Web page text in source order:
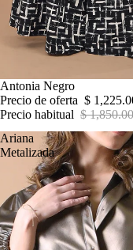
Agotado
Antonia Negro
Precio de oferta $
Precio habitual $
Ariana
Metalizada